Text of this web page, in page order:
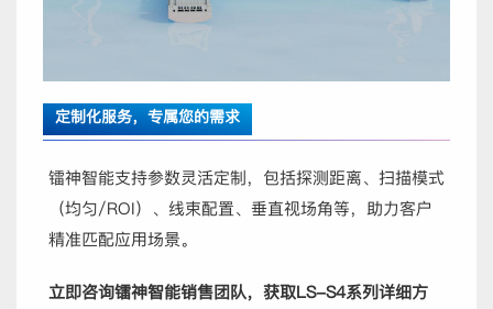
定制化服务，专属您的需求
镭神智能支持参数灵活定制，包括探测距离、扫描模式
（均匀/ROI）、线束配置、垂直视场角等，助力客户
精准匹配应用场景。
立即咨询镭神智能销售团队，获取LS-S4系列详细方